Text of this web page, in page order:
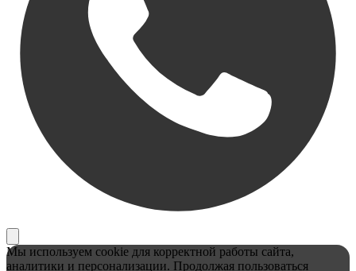
Мы используем cookie для корректной работы сайта,
аналитики и персонализации. Продолжая пользоваться